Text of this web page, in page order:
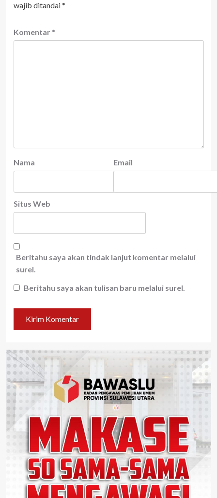
wajib ditandai*
Komentar *
Nama Email
Situs Web
Beritahu saya akan tindak lanjut komentar melalui
surel.
Beritahu saya akan tulisan baru melalui surel.